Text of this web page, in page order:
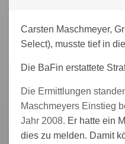
Carsten Maschmeyer,
Select), musste tief in
Die BaFin erstattete
Die Ermittlungen
Maschmeyers Einstieg
Jahr 2008. Er hatte ein
dies zu melden. Damit